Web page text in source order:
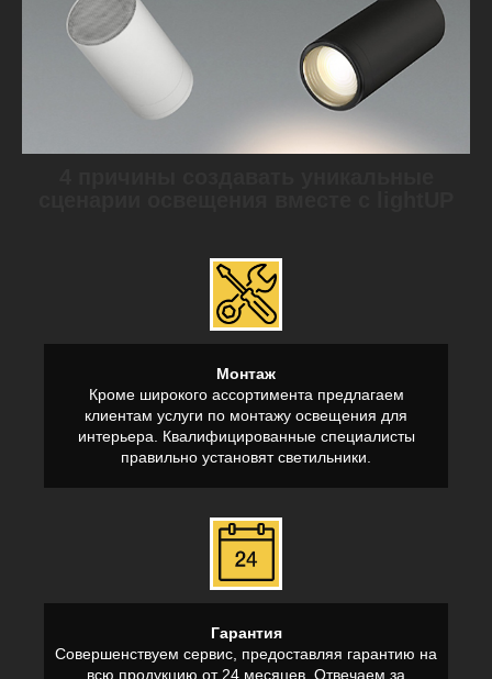
Монтаж
Кроме широкого ассортимента предлагаем
клиентам услуги по монтажу освещения для
интерьера. Квалифицированные специалисты
правильно установят светильники.
Гарантия
Совершенствуем сервис, предоставляя гарантию на
всю продукцию от 24 месяцев. Отвечаем за